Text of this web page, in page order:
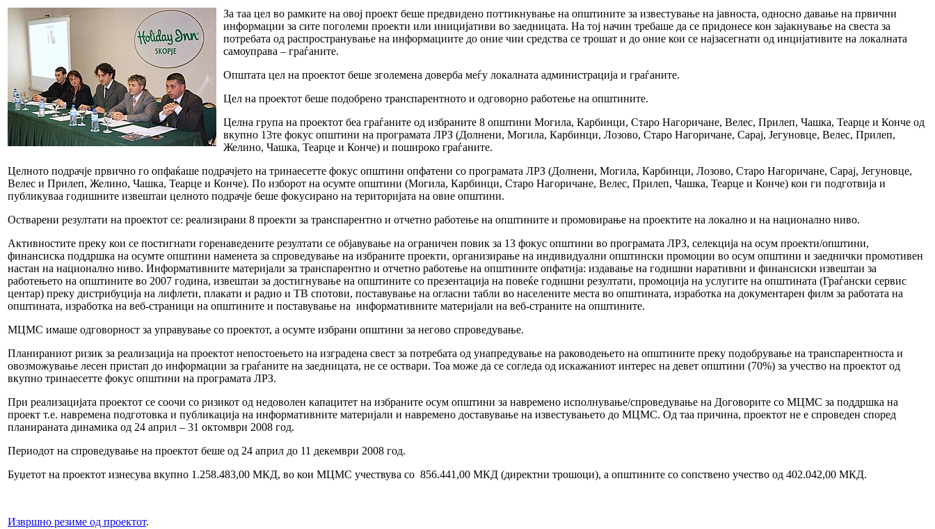
За таа цел во рамките на овој проект беше предвидено поттикнување на општините за известување на јавноста, односно давање на првични
информации за сите поголеми проекти или иницијативи во заедницата. На тој начин требаше да се придонесе кон зајакнување на свеста за
потребата од распространување на информациите до оние чии средства се трошат и до оние кои се најзасегнати од инцијативите на локалната
самоуправа – граѓаните.
Општата цел на проектот беше зголемена доверба меѓу локалната администрација и граѓаните.
Цел на проектот беше подобрено транспарентното и одговорно работење на општините.
Целна група на проектот беа граѓаните од избраните 8 општини Могила, Карбинци, Старо Нагоричане, Велес, Прилеп, Чашка, Теарце и Конче од
вкупно 13те фокус општини на програмата ЛРЗ (Долнени, Могила, Карбинци, Лозово, Старо Нагоричане, Сарај, Јегуновце, Велес, Прилеп,
Желино, Чашка, Теарце и Конче) и пошироко граѓаните.
Целното подрачје првично го опфаќаше подрачјето на тринаесетте фокус општини опфатени со програмата ЛРЗ (Долнени, Могила, Карбинци, Лозово, Старо Нагоричане, Сарај, Јегуновце,
Велес и Прилеп, Желино, Чашка, Теарце и Конче). По изборот на осумте општини (Могила, Карбинци, Старо Нагоричане, Велес, Прилеп, Чашка, Теарце и Конче) кои ги подготвија и
публикуваа годишните извештаи целното подрачје беше фокусирано на територијата на овие општини.
Остварени резултати на проектот се: реализирани 8 проекти за транспарентно и отчетно работење на општините и промовирање на проектите на локално и на национално ниво.
Активностите преку кои се постигнати горенаведените резултати се објавување на ограничен повик за 13 фокус општини во програмата ЛРЗ, селекција на осум проекти/општини,
финансиска поддршка на осумте општини наменета за спроведување на избраните проекти, организирање на индивидуални општински промоции во осум општини и заеднички промотивен
настан на национално ниво. Информативните материјали за транспарентно и отчетно работење на општините опфатија: издавање на годишни наративни и финансиски извештаи за
работењето на општините во 2007 година, извештаи за достигнување на општините со презентација на повеќе годишни резултати, промоција на услугите на општината (Граѓански сервис
центар) преку дистрибуција на лифлети, плакати и радио и ТВ спотови, поставување на огласни табли во населените места во општината, изработка на документарен филм за работата на
општината, изработка на веб-страници на општините и поставување на информативните материјали на веб-страните на општините.
МЦМС имаше одговорност за управување со проектот, а осумте избрани општини за негово спроведување.
Планираниот ризик за реализација на проектот непостоењето на изградена свест за потребата од унапредување на раководењето на општините преку подобрување на транспарентноста и
овозможување лесен пристап до информации за граѓаните на заедницата, не се оствари. Тоа може да се согледа од искажаниот интерес на девет општини (70%) за учество на проектот од
вкупно тринаесетте фокус општини на програмата ЛРЗ.
При реализацијата проектот се соочи со ризикот од недоволен капацитет на избраните осум општини за навремено исполнување/спроведување на Договорите со МЦМС за поддршка на
проект т.е. навремена подготовка и публикација на информативните материјали и навремено доставување на известувањето до МЦМС. Од таа причина, проектот не е спроведен според
планираната динамика од 24 април – 31 октомври 2008 год.
Периодот на спроведување на проектот беше од 24 април до 11 декември 2008 год.
Буџетот на проектот изнесува вкупно 1.258.483,00 МКД, во кои МЦМС учествува со 856.441,00 МКД (директни трошоци), а општините со сопствено учество од 402.042,00 МКД.
Извршно резиме од проектот.